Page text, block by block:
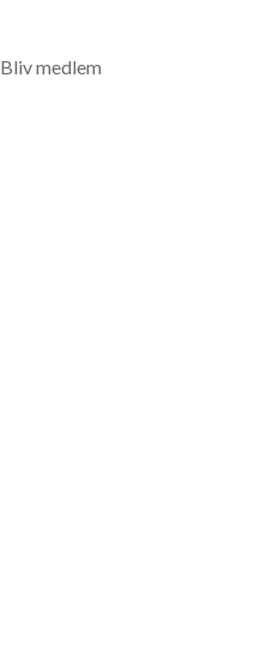
Bliv medlem